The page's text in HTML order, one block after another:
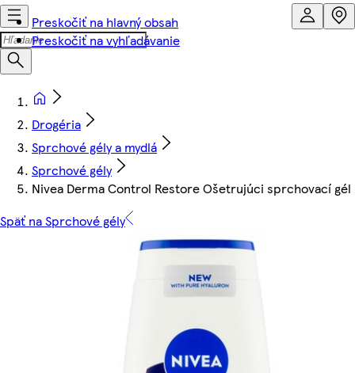
Preskočiť na hlavný obsah
Preskočiť na vyhľadávanie
Drogéria
Sprchové gély a mydlá
Sprchové gély
Nivea Derma Control Restore Ošetrujúci sprchovací gél
Späť na Sprchové gély